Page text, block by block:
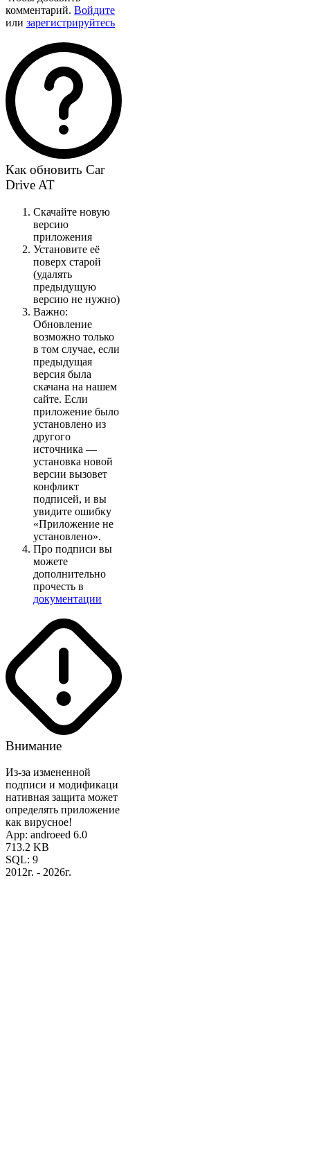
комментарий. Войдите
или зарегистрируйтесь
Как обновить Car
Drive AT
Скачайте новую
версию
приложения
Установите её
поверх старой
(удалять
предыдущую
версию не нужно)
Важно:
Обновление
возможно только
в том случае, если
предыдущая
версия была
скачана на нашем
сайте. Если
приложение было
установлено из
другого
источника —
установка новой
версии вызовет
конфликт
подписей, и вы
увидите ошибку
«Приложение не
установлено».
Про подписи вы
можете
дополнительно
прочесть в
документации
Внимание
Из-за измененной
подписи и модификаци
нативная защита может
определять приложение
как вирусное!
App: androeed 6.0
713.2 KB
SQL: 9
2012г. - 2026г.